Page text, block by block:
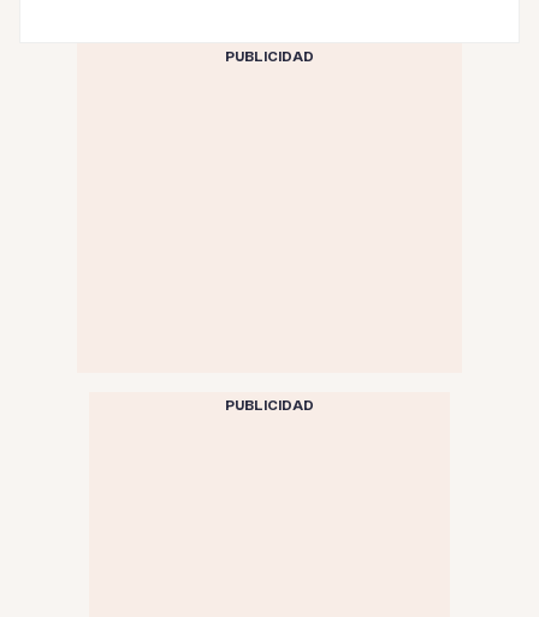
PUBLICIDAD
PUBLICIDAD